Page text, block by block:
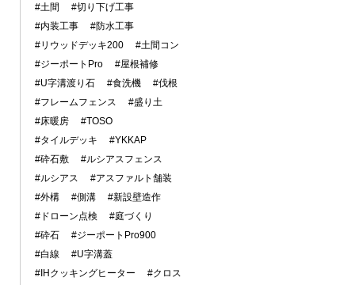
#土間
#切り下げ工事
#内装工事
#防水工事
#リウッドデッキ200
#土間コン
#ジーポートPro
#屋根補修
#U字溝渡り石
#食洗機
#伐根
#フレームフェンス
#盛り土
#床暖房
#TOSO
#タイルデッキ
#YKKAP
#砕石敷
#ルシアスフェンス
#ルシアス
#アスファルト舗装
#外構
#側溝
#新設壁造作
#ドローン点検
#庭づくり
#砕石
#ジーポートPro900
#白線
#U字溝蓋
#IHクッキングヒーター
#クロス